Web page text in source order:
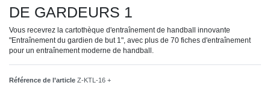
DE GARDEURS 1
Vous recevrez la cartothèque d'entraînement de handball innovante
"Entraînement du gardien de but 1", avec plus de 70 fiches d'entraînement
pour un entraînement moderne de handball.
Référence de l’article Z-KTL-16 +